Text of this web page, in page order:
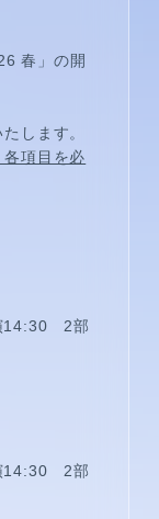
春」の開
します。
項目を必
14:30 2部
14:30 2部